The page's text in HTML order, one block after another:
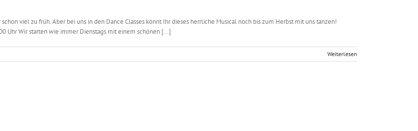
viel zu früh. Aber bei uns in den Dance Classes könnt Ihr dieses herrliche Musical noch bis zum Herbst mit uns tanzen!
Uhr Wir starten wie immer Dienstags mit einem schönen [...]
Weiterlesen